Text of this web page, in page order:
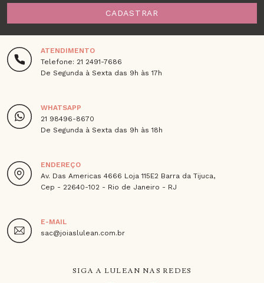
CADASTRAR
ATENDIMENTO
Telefone: 21 2491-7686
De Segunda à Sexta das 9h às 17h
WHATSAPP
21 98496-8670
De Segunda à Sexta das 9h às 18h
ENDEREÇO
Av. Das Americas 4666 Loja 115E2 Barra da Tijuca,
Cep - 22640-102 - Rio de Janeiro - RJ
E-MAIL
sac@joiaslulean.com.br
SIGA A LULEAN NAS REDES